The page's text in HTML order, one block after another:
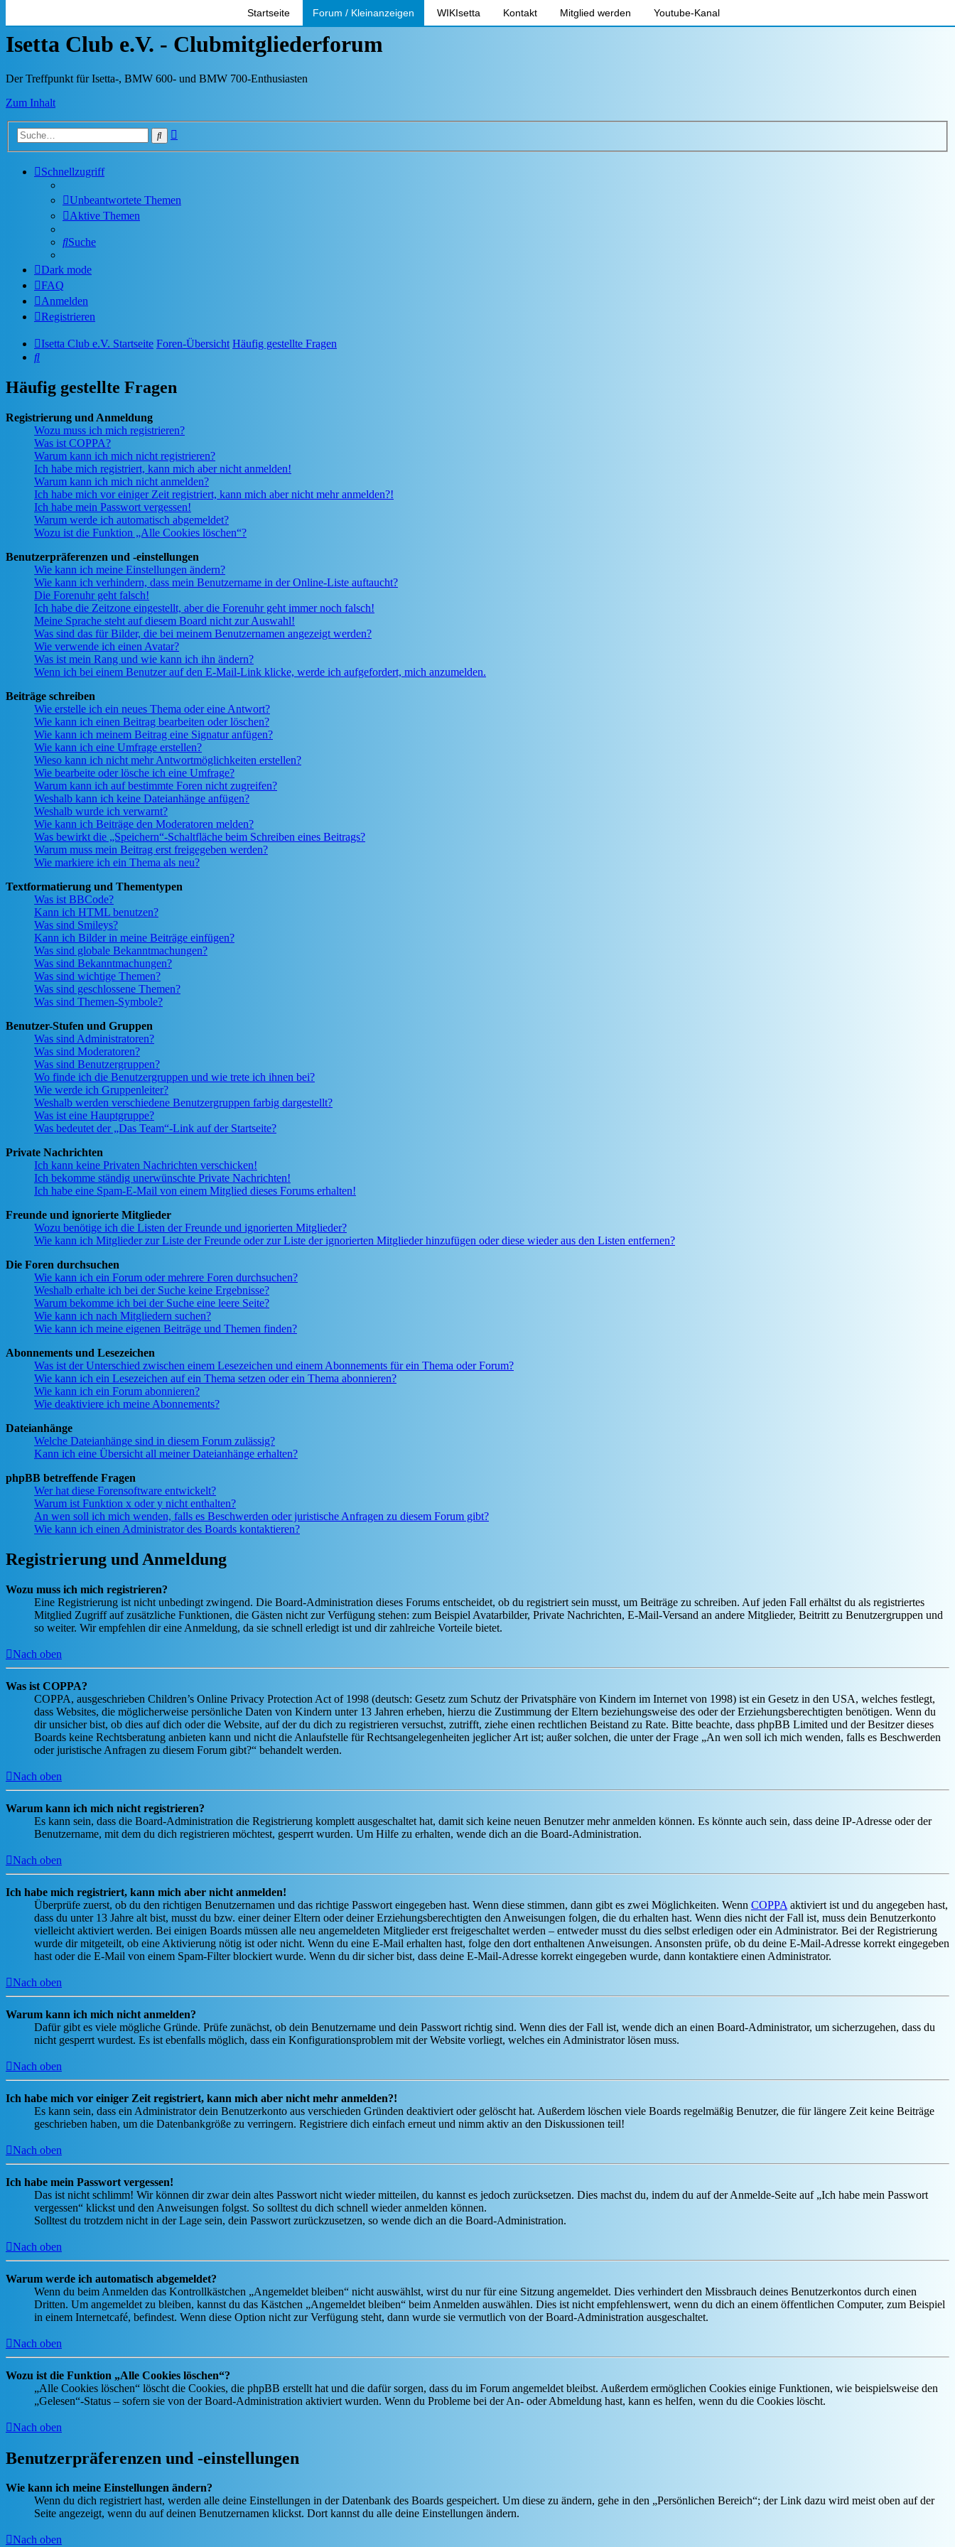
Startseite Forum / Kleinanzeigen WIKIsetta Kontakt Mitglied werden Youtube-Kanal
Isetta Club e.V. - Clubmitgliederforum
Der Treffpunkt für Isetta-, BMW 600- und BMW 700-Enthusiasten
Zum Inhalt
Suche
Schnellzugriff
Unbeantwortete Themen
Aktive Themen
Suche
Dark mode
FAQ
Anmelden
Registrieren
Isetta Club e.V. Startseite Foren-Übersicht Häufig gestellte Fragen
Suche
Häufig gestellte Fragen
Registrierung und Anmeldung
Wozu muss ich mich registrieren?
Was ist COPPA?
Warum kann ich mich nicht registrieren?
Ich habe mich registriert, kann mich aber nicht anmelden!
Warum kann ich mich nicht anmelden?
Ich habe mich vor einiger Zeit registriert, kann mich aber nicht mehr anmelden?!
Ich habe mein Passwort vergessen!
Warum werde ich automatisch abgemeldet?
Wozu ist die Funktion „Alle Cookies löschen“?
Benutzerpräferenzen und -einstellungen
Wie kann ich meine Einstellungen ändern?
Wie kann ich verhindern, dass mein Benutzername in der Online-Liste auftaucht?
Die Forenuhr geht falsch!
Ich habe die Zeitzone eingestellt, aber die Forenuhr geht immer noch falsch!
Meine Sprache steht auf diesem Board nicht zur Auswahl!
Was sind das für Bilder, die bei meinem Benutzernamen angezeigt werden?
Wie verwende ich einen Avatar?
Was ist mein Rang und wie kann ich ihn ändern?
Wenn ich bei einem Benutzer auf den E-Mail-Link klicke, werde ich aufgefordert, mich anzumelden.
Beiträge schreiben
Wie erstelle ich ein neues Thema oder eine Antwort?
Wie kann ich einen Beitrag bearbeiten oder löschen?
Wie kann ich meinem Beitrag eine Signatur anfügen?
Wie kann ich eine Umfrage erstellen?
Wieso kann ich nicht mehr Antwortmöglichkeiten erstellen?
Wie bearbeite oder lösche ich eine Umfrage?
Warum kann ich auf bestimmte Foren nicht zugreifen?
Weshalb kann ich keine Dateianhänge anfügen?
Weshalb wurde ich verwarnt?
Wie kann ich Beiträge den Moderatoren melden?
Was bewirkt die „Speichern“-Schaltfläche beim Schreiben eines Beitrags?
Warum muss mein Beitrag erst freigegeben werden?
Wie markiere ich ein Thema als neu?
Textformatierung und Thementypen
Was ist BBCode?
Kann ich HTML benutzen?
Was sind Smileys?
Kann ich Bilder in meine Beiträge einfügen?
Was sind globale Bekanntmachungen?
Was sind Bekanntmachungen?
Was sind wichtige Themen?
Was sind geschlossene Themen?
Was sind Themen-Symbole?
Benutzer-Stufen und Gruppen
Was sind Administratoren?
Was sind Moderatoren?
Was sind Benutzergruppen?
Wo finde ich die Benutzergruppen und wie trete ich ihnen bei?
Wie werde ich Gruppenleiter?
Weshalb werden verschiedene Benutzergruppen farbig dargestellt?
Was ist eine Hauptgruppe?
Was bedeutet der „Das Team“-Link auf der Startseite?
Private Nachrichten
Ich kann keine Privaten Nachrichten verschicken!
Ich bekomme ständig unerwünschte Private Nachrichten!
Ich habe eine Spam-E-Mail von einem Mitglied dieses Forums erhalten!
Freunde und ignorierte Mitglieder
Wozu benötige ich die Listen der Freunde und ignorierten Mitglieder?
Wie kann ich Mitglieder zur Liste der Freunde oder zur Liste der ignorierten Mitglieder hinzufügen oder diese wieder aus den Listen entfernen?
Die Foren durchsuchen
Wie kann ich ein Forum oder mehrere Foren durchsuchen?
Weshalb erhalte ich bei der Suche keine Ergebnisse?
Warum bekomme ich bei der Suche eine leere Seite?
Wie kann ich nach Mitgliedern suchen?
Wie kann ich meine eigenen Beiträge und Themen finden?
Abonnements und Lesezeichen
Was ist der Unterschied zwischen einem Lesezeichen und einem Abonnements für ein Thema oder Forum?
Wie kann ich ein Lesezeichen auf ein Thema setzen oder ein Thema abonnieren?
Wie kann ich ein Forum abonnieren?
Wie deaktiviere ich meine Abonnements?
Dateianhänge
Welche Dateianhänge sind in diesem Forum zulässig?
Kann ich eine Übersicht all meiner Dateianhänge erhalten?
phpBB betreffende Fragen
Wer hat diese Forensoftware entwickelt?
Warum ist Funktion x oder y nicht enthalten?
An wen soll ich mich wenden, falls es Beschwerden oder juristische Anfragen zu diesem Forum gibt?
Wie kann ich einen Administrator des Boards kontaktieren?
Registrierung und Anmeldung
Wozu muss ich mich registrieren?
Eine Registrierung ist nicht unbedingt zwingend. Die Board-Administration dieses Forums entscheidet, ob du registriert sein musst, um Beiträge zu schreiben. Auf jeden Fall erhältst du als registriertes
Mitglied Zugriff auf zusätzliche Funktionen, die Gästen nicht zur Verfügung stehen: zum Beispiel Avatarbilder, Private Nachrichten, E-Mail-Versand an andere Mitglieder, Beitritt zu Benutzergruppen und
so weiter. Wir empfehlen dir eine Anmeldung, da sie schnell erledigt ist und dir zahlreiche Vorteile bietet.
Nach oben
Was ist COPPA?
COPPA, ausgeschrieben Children’s Online Privacy Protection Act of 1998 (deutsch: Gesetz zum Schutz der Privatsphäre von Kindern im Internet von 1998) ist ein Gesetz in den USA, welches festlegt,
dass Websites, die möglicherweise persönliche Daten von Kindern unter 13 Jahren erheben, hierzu die Zustimmung der Eltern beziehungsweise des oder der Erziehungsberechtigten benötigen. Wenn du
dir unsicher bist, ob dies auf dich oder die Website, auf der du dich zu registrieren versuchst, zutrifft, ziehe einen rechtlichen Beistand zu Rate. Bitte beachte, dass phpBB Limited und der Besitzer dieses
Boards keine Rechtsberatung anbieten kann und nicht die Anlaufstelle für Rechtsangelegenheiten jeglicher Art ist; außer solchen, die unter der Frage „An wen soll ich mich wenden, falls es Beschwerden
oder juristische Anfragen zu diesem Forum gibt?“ behandelt werden.
Nach oben
Warum kann ich mich nicht registrieren?
Es kann sein, dass die Board-Administration die Registrierung komplett ausgeschaltet hat, damit sich keine neuen Benutzer mehr anmelden können. Es könnte auch sein, dass deine IP-Adresse oder der
Benutzername, mit dem du dich registrieren möchtest, gesperrt wurden. Um Hilfe zu erhalten, wende dich an die Board-Administration.
Nach oben
Ich habe mich registriert, kann mich aber nicht anmelden!
Überprüfe zuerst, ob du den richtigen Benutzernamen und das richtige Passwort eingegeben hast. Wenn diese stimmen, dann gibt es zwei Möglichkeiten. Wenn COPPA aktiviert ist und du angegeben hast,
dass du unter 13 Jahre alt bist, musst du bzw. einer deiner Eltern oder deiner Erziehungsberechtigten den Anweisungen folgen, die du erhalten hast. Wenn dies nicht der Fall ist, muss dein Benutzerkonto
vielleicht aktiviert werden. Bei einigen Boards müssen alle neu angemeldeten Mitglieder erst freigeschaltet werden – entweder musst du dies selbst erledigen oder ein Administrator. Bei der Registrierung
wurde dir mitgeteilt, ob eine Aktivierung nötig ist oder nicht. Wenn du eine E-Mail erhalten hast, folge den dort enthaltenen Anweisungen. Ansonsten prüfe, ob du deine E-Mail-Adresse korrekt eingegeben
hast oder die E-Mail von einem Spam-Filter blockiert wurde. Wenn du dir sicher bist, dass deine E-Mail-Adresse korrekt eingegeben wurde, dann kontaktiere einen Administrator.
Nach oben
Warum kann ich mich nicht anmelden?
Dafür gibt es viele mögliche Gründe. Prüfe zunächst, ob dein Benutzername und dein Passwort richtig sind. Wenn dies der Fall ist, wende dich an einen Board-Administrator, um sicherzugehen, dass du
nicht gesperrt wurdest. Es ist ebenfalls möglich, dass ein Konfigurationsproblem mit der Website vorliegt, welches ein Administrator lösen muss.
Nach oben
Ich habe mich vor einiger Zeit registriert, kann mich aber nicht mehr anmelden?!
Es kann sein, dass ein Administrator dein Benutzerkonto aus verschieden Gründen deaktiviert oder gelöscht hat. Außerdem löschen viele Boards regelmäßig Benutzer, die für längere Zeit keine Beiträge
geschrieben haben, um die Datenbankgröße zu verringern. Registriere dich einfach erneut und nimm aktiv an den Diskussionen teil!
Nach oben
Ich habe mein Passwort vergessen!
Das ist nicht schlimm! Wir können dir zwar dein altes Passwort nicht wieder mitteilen, du kannst es jedoch zurücksetzen. Dies machst du, indem du auf der Anmelde-Seite auf „Ich habe mein Passwort
vergessen“ klickst und den Anweisungen folgst. So solltest du dich schnell wieder anmelden können.
Solltest du trotzdem nicht in der Lage sein, dein Passwort zurückzusetzen, so wende dich an die Board-Administration.
Nach oben
Warum werde ich automatisch abgemeldet?
Wenn du beim Anmelden das Kontrollkästchen „Angemeldet bleiben“ nicht auswählst, wirst du nur für eine Sitzung angemeldet. Dies verhindert den Missbrauch deines Benutzerkontos durch einen
Dritten. Um angemeldet zu bleiben, kannst du das Kästchen „Angemeldet bleiben“ beim Anmelden auswählen. Dies ist nicht empfehlenswert, wenn du dich an einem öffentlichen Computer, zum Beispiel
in einem Internetcafé, befindest. Wenn diese Option nicht zur Verfügung steht, dann wurde sie vermutlich von der Board-Administration ausgeschaltet.
Nach oben
Wozu ist die Funktion „Alle Cookies löschen“?
„Alle Cookies löschen“ löscht die Cookies, die phpBB erstellt hat und die dafür sorgen, dass du im Forum angemeldet bleibst. Außerdem ermöglichen Cookies einige Funktionen, wie beispielsweise den
„Gelesen“-Status – sofern sie von der Board-Administration aktiviert wurden. Wenn du Probleme bei der An- oder Abmeldung hast, kann es helfen, wenn du die Cookies löscht.
Nach oben
Benutzerpräferenzen und -einstellungen
Wie kann ich meine Einstellungen ändern?
Wenn du dich registriert hast, werden alle deine Einstellungen in der Datenbank des Boards gespeichert. Um diese zu ändern, gehe in den „Persönlichen Bereich“; der Link dazu wird meist oben auf der
Seite angezeigt, wenn du auf deinen Benutzernamen klickst. Dort kannst du alle deine Einstellungen ändern.
Nach oben